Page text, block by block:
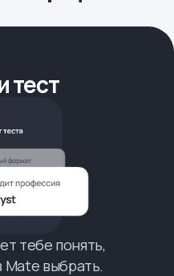
тест
тебе понять,
Mate выбрать.